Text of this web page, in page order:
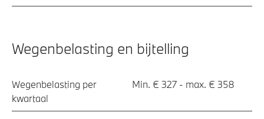
Wegenbelasting en bijtelling
Wegenbelasting per
kwartaal
Min. € 327 - max. € 358